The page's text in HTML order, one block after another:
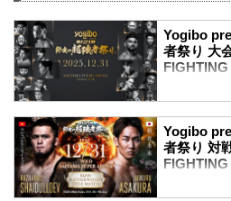
Yogibo
者祭り 大
来場のご案
の超強者祭
ナにて開催
Yogibo
者祭り 対